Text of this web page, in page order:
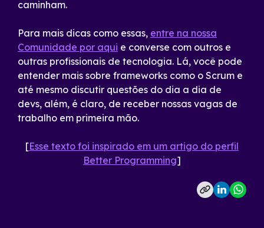
caminham.
Para mais dicas como essas, entre na nossa
Comunidade por aqui e converse com outros e
outras profissionais de tecnologia. Lá, você pode
entender mais sobre frameworks como o Scrum e
até mesmo discutir questões do dia a dia de
devs, além, é claro, de receber nossas vagas de
trabalho em primeira mão.
[Esse texto foi inspirado em um artigo do perfil
Better Programming]